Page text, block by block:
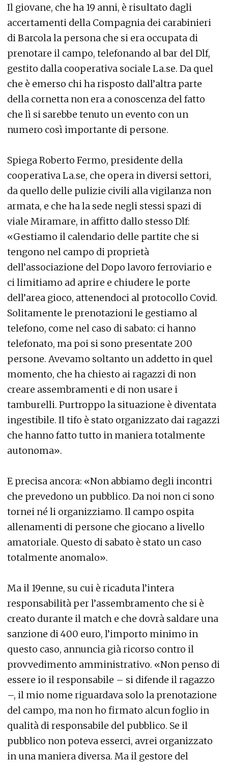
Il giovane, che ha 19 anni, è risultato dagli
accertamenti della Compagnia dei carabinieri
di Barcola la persona che si era occupata di
prenotare il campo, telefonando al bar del Dlf,
gestito dalla cooperativa sociale La.se. Da quel
che è emerso chi ha risposto dall’altra parte
della cornetta non era a conoscenza del fatto
che lì si sarebbe tenuto un evento con un
numero così importante di persone.
Spiega Roberto Fermo, presidente della
cooperativa La.se, che opera in diversi settori,
da quello delle pulizie civili alla vigilanza non
armata, e che ha la sede negli stessi spazi di
viale Miramare, in affitto dallo stesso Dlf:
«Gestiamo il calendario delle partite che si
tengono nel campo di proprietà
dell’associazione del Dopo lavoro ferroviario e
ci limitiamo ad aprire e chiudere le porte
dell’area gioco, attenendoci al protocollo Covid.
Solitamente le prenotazioni le gestiamo al
telefono, come nel caso di sabato: ci hanno
telefonato, ma poi si sono presentate 200
persone. Avevamo soltanto un addetto in quel
momento, che ha chiesto ai ragazzi di non
creare assembramenti e di non usare i
tamburelli. Purtroppo la situazione è diventata
ingestibile. Il tifo è stato organizzato dai ragazzi
che hanno fatto tutto in maniera totalmente
autonoma».
E precisa ancora: «Non abbiamo degli incontri
che prevedono un pubblico. Da noi non ci sono
tornei né li organizziamo. Il campo ospita
allenamenti di persone che giocano a livello
amatoriale. Questo di sabato è stato un caso
totalmente anomalo».
Ma il 19enne, su cui è ricaduta l’intera
responsabilità per l’assembramento che si è
creato durante il match e che dovrà saldare una
sanzione di 400 euro, l’importo minimo in
questo caso, annuncia già ricorso contro il
provvedimento amministrativo. «Non penso di
essere io il responsabile – si difende il ragazzo
–, il mio nome riguardava solo la prenotazione
del campo, ma non ho firmato alcun foglio in
qualità di responsabile del pubblico. Se il
pubblico non poteva esserci, avrei organizzato
in una maniera diversa. Ma il gestore del